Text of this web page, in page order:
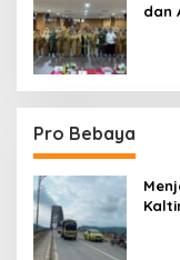
dan
Pro Bebaya